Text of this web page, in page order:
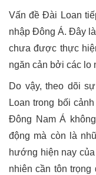
Vấn đề Đài Loan
nhập Đông Á. Đây
chưa được thực
ngăn cản bởi các lo
Do vậy, theo dõi
Loan trong bối
Đông Nam Á
động mà còn là
hướng hiện nay
nhiên cần tôn